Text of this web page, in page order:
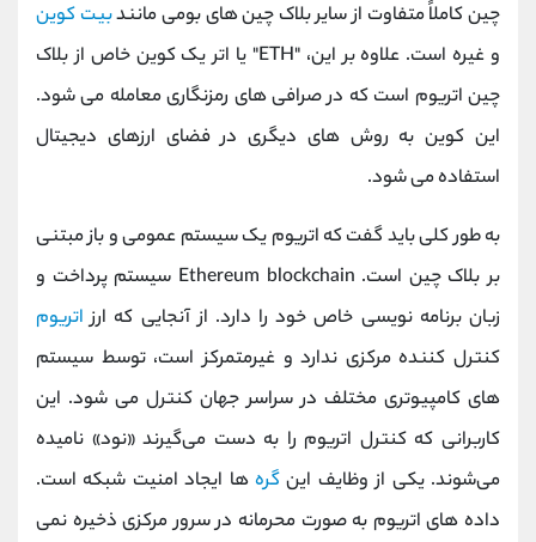
چین کاملاً متفاوت از سایر بلاک چین های بومی مانندبیت کوین
و غیره است. علاوه بر این، "ETH" یا اتر یک کوین خاص از بلاک
چین اتریوم است که در صرافی های رمزنگاری معامله می شود.
این کوین به روش های دیگری در فضای ارزهای دیجیتال
استفاده می شود.
به طور کلی باید گفت که اتریوم یک سیستم عمومی و باز مبتنی
بر بلاک چین است. Ethereum blockchain سیستم پرداخت و
زبان برنامه نویسی خاص خود را دارد. از آنجایی که ارزاتریوم
کنترل کننده مرکزی ندارد و غیرمتمرکز است، توسط سیستم
های کامپیوتری مختلف در سراسر جهان کنترل می شود. این
کاربرانی که کنترل اتریوم را به دست می‌گیرند «نود» نامیده
می‌شوند. یکی از وظایف این گره ها ایجاد امنیت شبکه است.
داده های اتریوم به صورت محرمانه در سرور مرکزی ذخیره نمی